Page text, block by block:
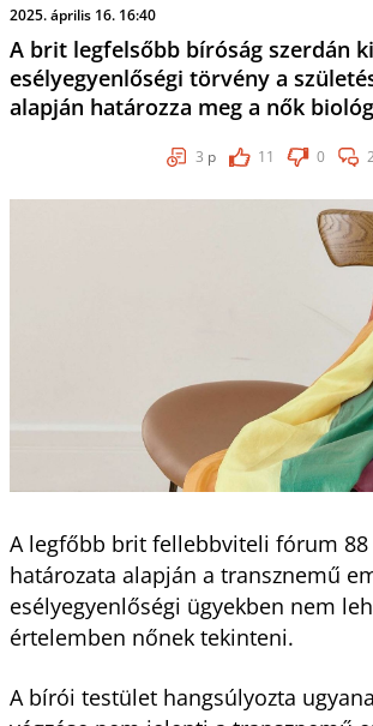
2025. április 16. 16:40
A brit legfelsőbb bíróság szerdán
esélyegyenlőségi törvény a
alapján határozza meg a nők
3 p 11 0
A legfőbb brit fellebbviteli fórum 88
határozata alapján a transznemű
esélyegyenlőségi ügyekben nem
értelemben nőnek tekinteni.
A bírói testület hangsúlyozta